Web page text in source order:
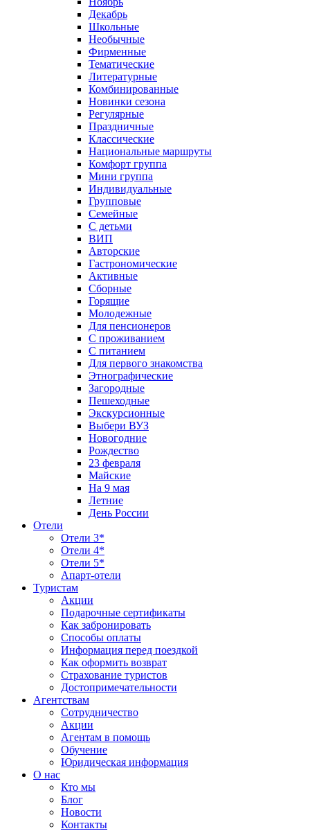
Декабрь
Школьные
Необычные
Фирменные
Тематические
Литературные
Комбинированные
Новинки сезона
Регулярные
Праздничные
Классические
Национальные маршруты
Комфорт группа
Мини группа
Индивидуальные
Групповые
Семейные
С детьми
ВИП
Авторские
Гастрономические
Активные
Сборные
Горящие
Молодежные
Для пенсионеров
С проживанием
С питанием
Для первого знакомства
Этнографические
Загородные
Пешеходные
Экскурсионные
Выбери ВУЗ
Новогодние
Рождество
23 февраля
Майские
На 9 мая
Летние
День России
Отели
Отели 3*
Отели 4*
Отели 5*
Апарт-отели
Туристам
Акции
Подарочные сертификаты
Как забронировать
Способы оплаты
Информация перед поездкой
Как оформить возврат
Страхование туристов
Достопримечательности
Агентствам
Сотрудничество
Акции
Агентам в помощь
Обучение
Юридическая информация
О нас
Кто мы
Блог
Новости
Контакты